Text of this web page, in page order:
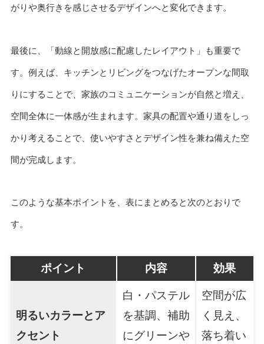
がりや奥行きを感じさせるデザインへと変化できます。
最後に、「動線と開放感に配慮したレイアウト」も重要で
す。例えば、キッチンとリビングをつなげたオープンな間取
りにすることで、家族のコミュニケーションが自然と増え、
空間全体に一体感が生まれます。家具の配置や通り道をしっ
かり考えることで、使いやすさとデザイン性を兼ね備えた空
間が完成します。
このような基本ポイントを、表にまとめると次のとおりで
す。
ポイント 内容 効果
明るいカラーとア
クセント
白・パステル
を基調、補助
にグリーンや
空間が広
く見え、
落ち着い